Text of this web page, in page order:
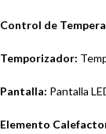
Control de
Temporizador:
Pantalla: Pantalla
Elemento